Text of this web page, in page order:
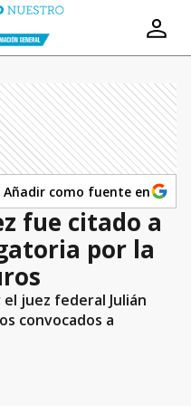
Añadir como fuente en
fue citado a
por la
juez federal Julián
convocados a